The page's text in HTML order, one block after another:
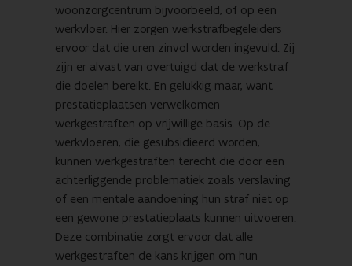
woonzorgcentrum bijvoorbeeld, of op een
werkvloer. Hier zorgen werkstrafbegeleiders
ervoor dat die uren zinvol worden ingevuld. Zij
zijn er alvast van overtuigd dat de werkstraf
die doelen bereikt. En gelukkig maar, want
prestatieplaatsen verwelkomen
werkgestraften op vrijwillige basis. Op de
werkvloeren, die gesubsidieerd worden,
kunnen werkgestraften terecht die door een
achterliggende problematiek zoals verslaving
of een mentale aandoening hun straf niet op
een gewone prestatieplaats kunnen uitvoeren.
Deze combinatie zorgt ervoor dat alle
werkgestraften de kans krijgen om hun